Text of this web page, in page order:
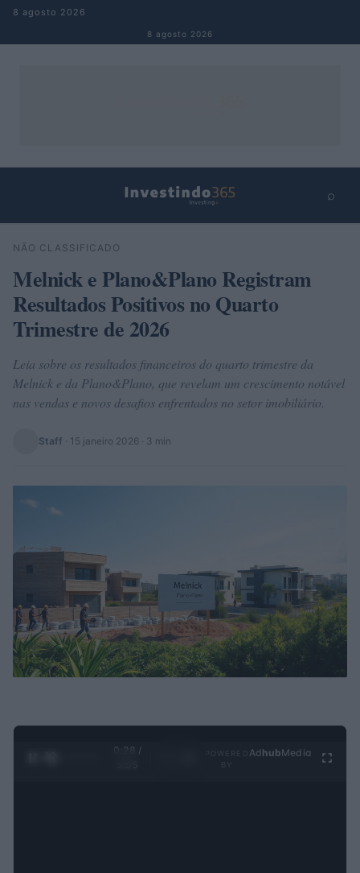
Pular para o conteúdo
8 agosto 2026
8 agosto 2026
⌕
Buscar
NÃO CLASSIFICADO
Melnick e Plano&Plano Registram
Resultados Positivos no Quarto
Trimestre de 2026
Leia sobre os resultados financeiros do quarto trimestre da
Melnick e da Plano&Plano, que revelam um crescimento notável
nas vendas e novos desafios enfrentados no setor imobiliário.
Staff · 15 janeiro 2026 · 3 min
0:29 /
Ad hubMedia